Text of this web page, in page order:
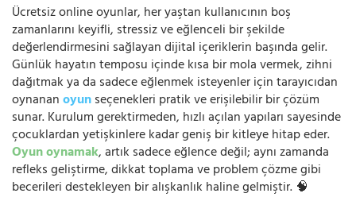
Ücretsiz online oyunlar, her yaştan kullanıcının boş
zamanlarını keyifli, stressiz ve eğlenceli bir şekilde
değerlendirmesini sağlayan dijital içeriklerin başında gelir.
Günlük hayatın temposu içinde kısa bir mola vermek, zihni
dağıtmak ya da sadece eğlenmek isteyenler için tarayıcıdan
oynananoyunseçenekleri pratik ve erişilebilir bir çözüm
sunar. Kurulum gerektirmeden, hızlı açılan yapıları sayesinde
çocuklardan yetişkinlere kadar geniş bir kitleye hitap eder.
Oyun oynamak, artık sadece eğlence değil; aynı zamanda
refleks geliştirme, dikkat toplama ve problem çözme gibi
becerileri destekleyen bir alışkanlık haline gelmiştir. 🧠